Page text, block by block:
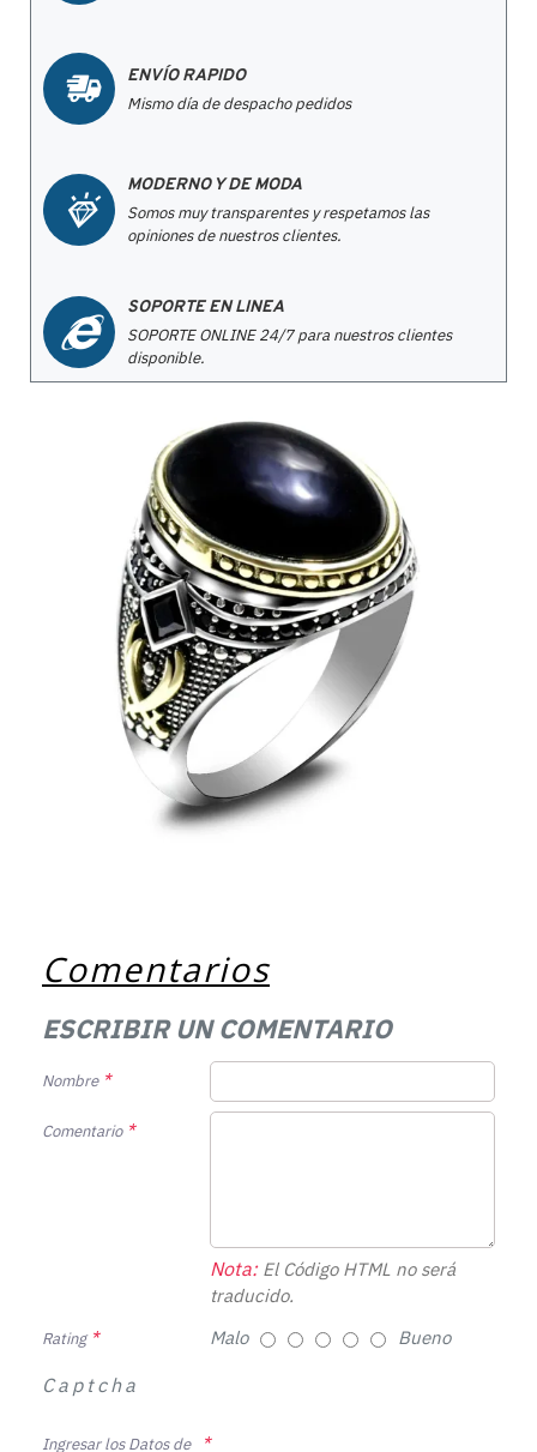
ENVÍO RAPIDO
Mismo día de despacho pedidos
MODERNO Y DE MODA
Somos muy transparentes y respetamos las
opiniones de nuestros clientes.
SOPORTE EN LINEA
SOPORTE ONLINE 24/7 para nuestros clientes
disponible.
Comentarios
ESCRIBIR UN COMENTARIO
Nombre
Comentario
Nota:El Código HTML no será
traducido.
Rating Malo Bueno
Captcha
Ingresar los Datos de